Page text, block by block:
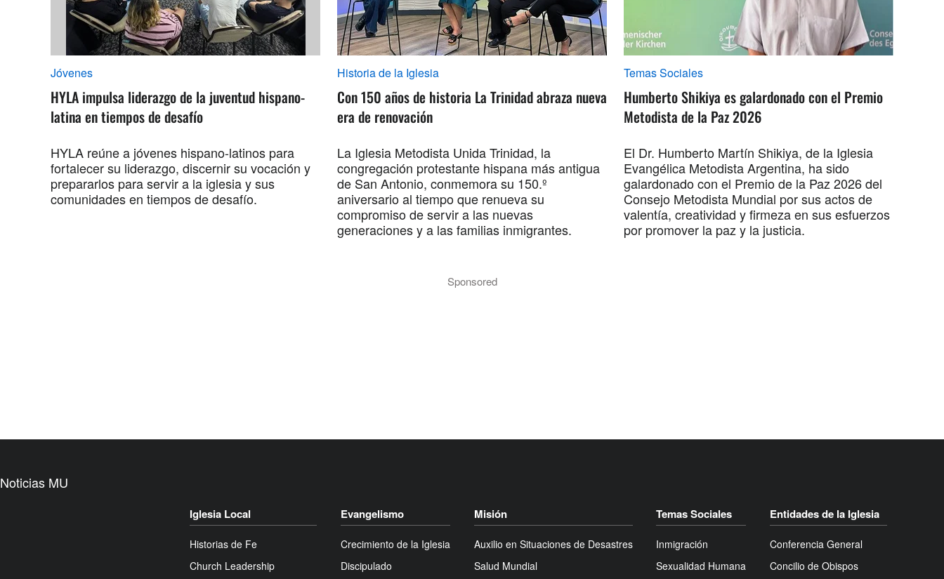
Jóvenes
HYLA impulsa liderazgo de la juventud hispano-
latina en tiempos de desafío
HYLA reúne a jóvenes hispano-latinos para
fortalecer su liderazgo, discernir su vocación y
prepararlos para servir a la iglesia y sus
comunidades en tiempos de desafío.
Historia de la Iglesia
Con 150 años de historia La Trinidad abraza nueva
era de renovación
La Iglesia Metodista Unida Trinidad, la
congregación protestante hispana más antigua
de San Antonio, conmemora su 150.º
aniversario al tiempo que renueva su
compromiso de servir a las nuevas
generaciones y a las familias inmigrantes.
Temas Sociales
Humberto Shikiya es galardonado con el Premio
Metodista de la Paz 2026
El Dr. Humberto Martín Shikiya, de la Iglesia
Evangélica Metodista Argentina, ha sido
galardonado con el Premio de la Paz 2026 del
Consejo Metodista Mundial por sus actos de
valentía, creatividad y firmeza en sus esfuerzos
por promover la paz y la justicia.
Sponsored
Noticias MU
Iglesia Local
Historias de Fe
Church Leadership
Evangelismo
Crecimiento de la Iglesia
Discipulado
Misión
Auxilio en Situaciones de Desastres
Salud Mundial
Temas Sociales
Inmigración
Sexualidad Humana
Entidades de la Iglesia
Conferencia General
Concilio de Obispos